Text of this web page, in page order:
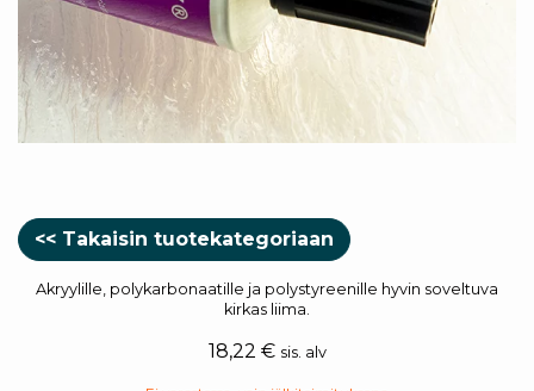
<< Takaisin tuotekategoriaan
Akryylille, polykarbonaatille ja polystyreenille hyvin soveltuva
kirkas liima.
18,22 € sis. alv